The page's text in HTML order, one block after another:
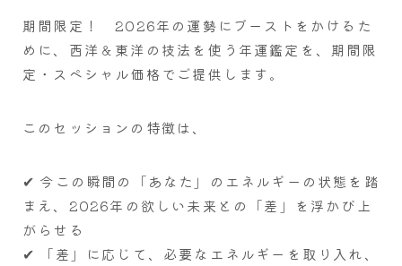
期間限定！ 2026年の運勢にブーストをかけるた
めに、西洋＆東洋の技法を使う年運鑑定を、期間限
定・スペシャル価格でご提供します。
このセッションの特徴は、
✔ 今この瞬間の「あなた」のエネルギーの状態を踏
まえ、2026年の欲しい未来との「差」を浮かび上
がらせる
✔ 「差」に応じて、必要なエネルギーを取り入れ、